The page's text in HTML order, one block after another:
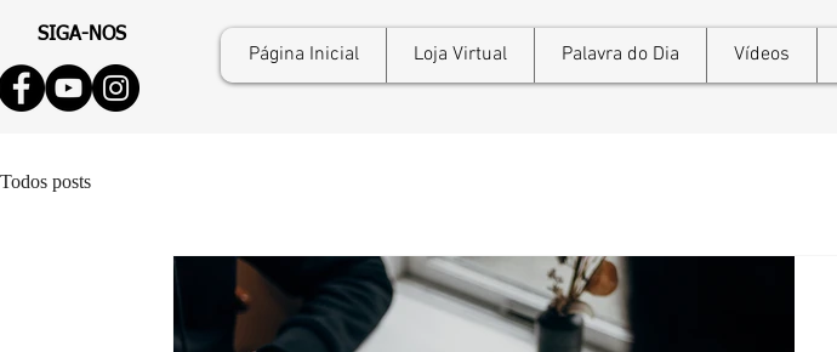
SIGA-NOS
Página Inicial Loja Virtual Palavra do Dia Vídeos
Todos posts